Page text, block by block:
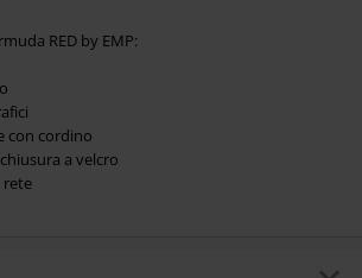
RED by EMP:
con cordino
a velcro
rete